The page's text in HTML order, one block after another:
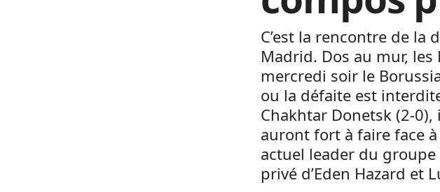
C’est la rencontre de la
Madrid. Dos au mur,
mercredi soir le
ou la défaite est
Chakhtar Donetsk (2-
auront fort à faire face
actuel leader du
privé d’Eden Hazard et